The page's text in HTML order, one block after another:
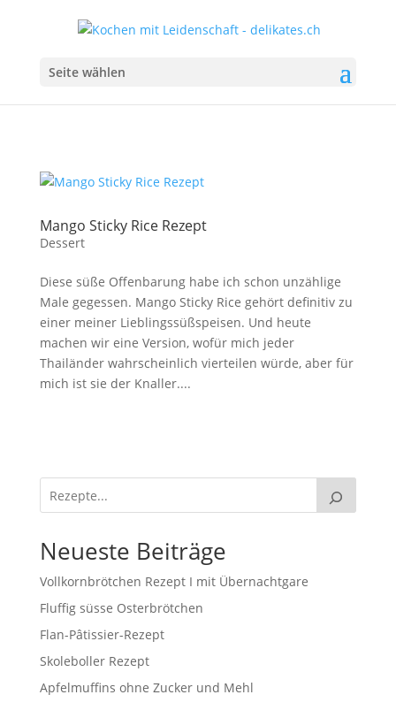
Seite wählen
Mango Sticky Rice Rezept
Dessert
Diese süße Offenbarung habe ich schon unzählige
Male gegessen. Mango Sticky Rice gehört definitiv zu
einer meiner Lieblingssüßspeisen. Und heute
machen wir eine Version, wofür mich jeder
Thailänder wahrscheinlich vierteilen würde, aber für
mich ist sie der Knaller....
Neueste Beiträge
Vollkornbrötchen Rezept I mit Übernachtgare
Fluffig süsse Osterbrötchen
Flan-Pâtissier-Rezept
Skoleboller Rezept
Apfelmuffins ohne Zucker und Mehl